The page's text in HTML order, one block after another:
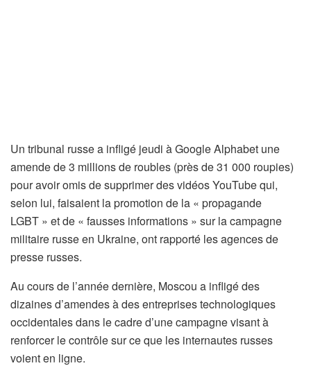
Un tribunal russe a infligé jeudi à Google Alphabet une
amende de 3 millions de roubles (près de 31 000 roupies)
pour avoir omis de supprimer des vidéos YouTube qui,
selon lui, faisaient la promotion de la « propagande
LGBT » et de « fausses informations » sur la campagne
militaire russe en Ukraine, ont rapporté les agences de
presse russes.
Au cours de l’année dernière, Moscou a infligé des
dizaines d’amendes à des entreprises technologiques
occidentales dans le cadre d’une campagne visant à
renforcer le contrôle sur ce que les internautes russes
voient en ligne.